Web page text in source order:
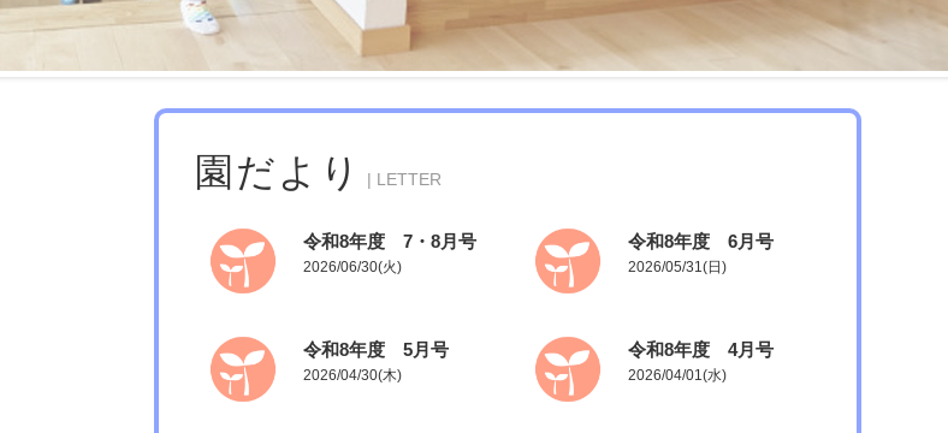
園だより | LETTER
令和8年度 7・8月号
2026/06/30(火)
令和8年度 6月号
2026/05/31(日)
令和8年度 5月号
2026/04/30(木)
令和8年度 4月号
2026/04/01(水)